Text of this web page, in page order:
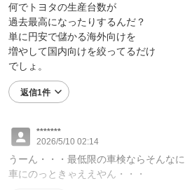
何でトヨタの生産台数が
過去最高になったりするんだ？
単に円安で儲かる海外向けを
増やして国内向けを絞ってるだけ
でしょ。
返信1件
*******
2026/5/10 02:14
うーん・・・最低限の車検ならそんな
車にのっときゃええやん・・・